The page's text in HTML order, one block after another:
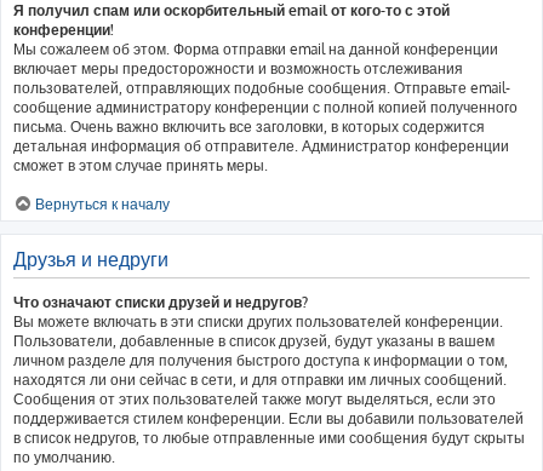
Я получил спам или оскорбительный email от кого-то с этой
конференции!
Мы сожалеем об этом. Форма отправки email на данной конференции
включает меры предосторожности и возможность отслеживания
пользователей, отправляющих подобные сообщения. Отправьте email-
сообщение администратору конференции с полной копией полученного
письма. Очень важно включить все заголовки, в которых содержится
детальная информация об отправителе. Администратор конференции
сможет в этом случае принять меры.
Вернуться к началу
Друзья и недруги
Что означают списки друзей и недругов?
Вы можете включать в эти списки других пользователей конференции.
Пользователи, добавленные в список друзей, будут указаны в вашем
личном разделе для получения быстрого доступа к информации о том,
находятся ли они сейчас в сети, и для отправки им личных сообщений.
Сообщения от этих пользователей также могут выделяться, если это
поддерживается стилем конференции. Если вы добавили пользователей
в список недругов, то любые отправленные ими сообщения будут скрыты
по умолчанию.